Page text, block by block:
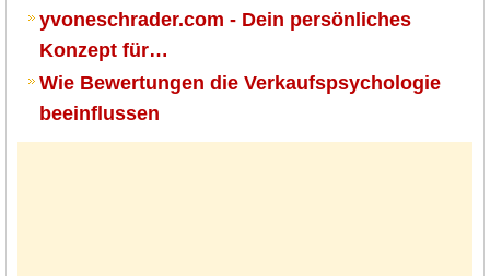
yvoneschrader.com - Dein persönliches
Konzept für…
Wie Bewertungen die Verkaufspsychologie
beeinflussen